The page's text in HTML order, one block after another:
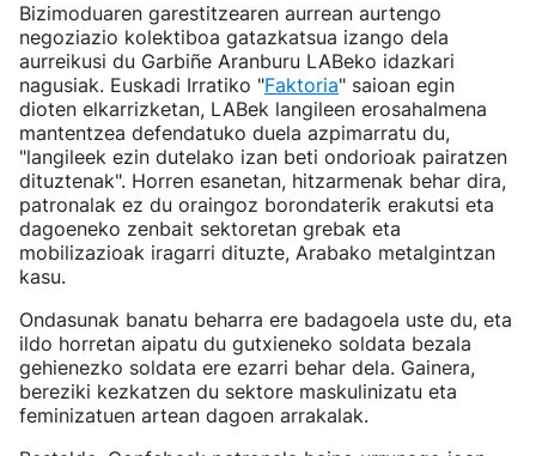
Bizimoduaren garestitzearen aurrean aurtengo
negoziazio kolektiboa gatazkatsua izango dela
aurreikusi du Garbiñe Aranburu LABeko idazkari
nagusiak. Euskadi Irratiko "Faktoria" saioan egin
dioten elkarrizketan, LABek langileen erosahalmena
mantentzea defendatuko duela azpimarratu du,
"langileek ezin dutelako izan beti ondorioak pairatzen
dituztenak". Horren esanetan, hitzarmenak behar dira,
patronalak ez du oraingoz borondaterik erakutsi eta
dagoeneko zenbait sektoretan grebak eta
mobilizazioak iragarri dituzte, Arabako metalgintzan
kasu.
Ondasunak banatu beharra ere badagoela uste du, eta
ildo horretan aipatu du gutxieneko soldata bezala
gehienezko soldata ere ezarri behar dela. Gainera,
bereziki kezkatzen du sektore maskulinizatu eta
feminizatuen artean dagoen arrakalak.